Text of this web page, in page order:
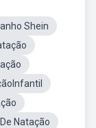
Shein
Natação